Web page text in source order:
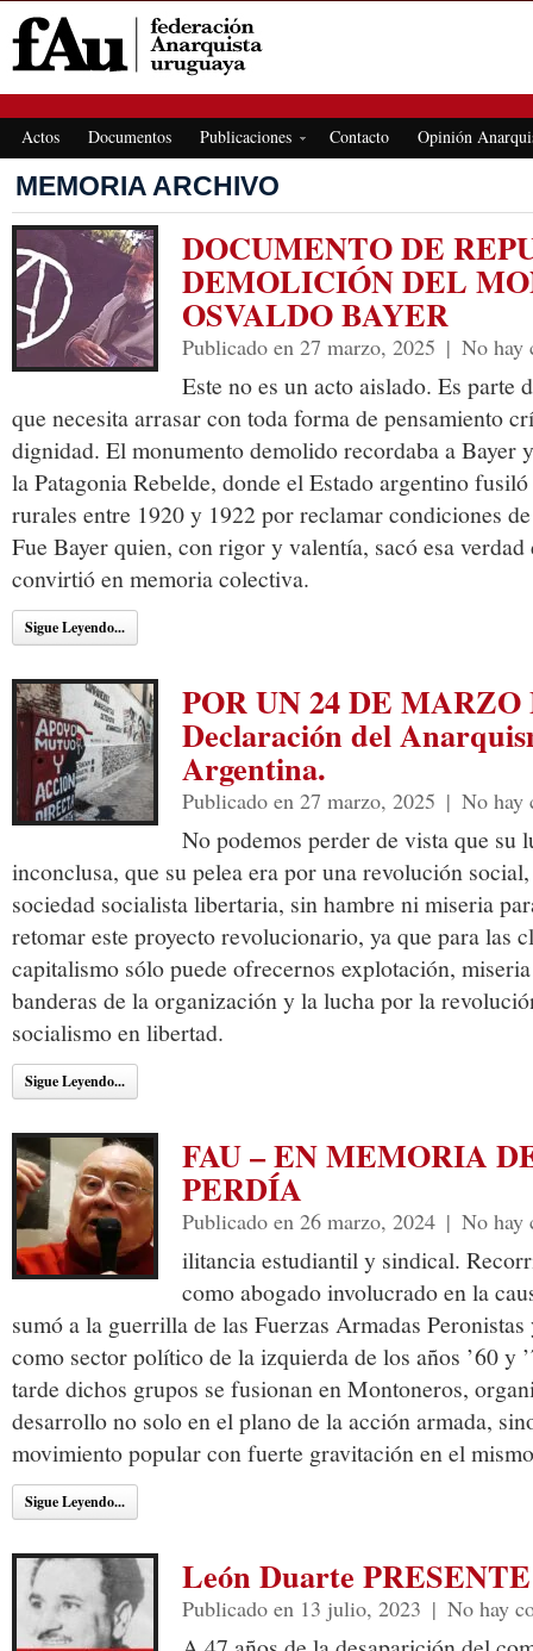
Actos Documentos Publicaciones Contacto Opinión
MEMORIA ARCHIVO
DOCUMENTO DE
DEMOLICIÓN DEL
OSVALDO BAYER
Publicado en 27 marzo, 2025 | No hay
Este no es un acto aislado. Es parte
que necesita arrasar con toda forma de pensamiento
dignidad. El monumento demolido recordaba a Bayer
la Patagonia Rebelde, donde el Estado argentino
rurales entre 1920 y 1922 por reclamar condiciones
Fue Bayer quien, con rigor y valentía, sacó esa
convirtió en memoria colectiva.
Sigue Leyendo...
POR UN 24 DE
Declaración del
Argentina.
Publicado en 27 marzo, 2025 | No hay
No podemos perder de vista que su
inconclusa, que su pelea era por una revolución
sociedad socialista libertaria, sin hambre ni miseria
retomar este proyecto revolucionario, ya que para las
capitalismo sólo puede ofrecernos explotación,
banderas de la organización y la lucha por la
socialismo en libertad.
Sigue Leyendo...
FAU – EN MEMORIA
PERDÍA
Publicado en 26 marzo, 2024 | No hay
ilitancia estudiantil y sindical.
como abogado involucrado en la
sumó a la guerrilla de las Fuerzas Armadas
como sector político de la izquierda de los años ’60 y
tarde dichos grupos se fusionan en Montoneros,
desarrollo no solo en el plano de la acción armada,
movimiento popular con fuerte gravitación en el
Sigue Leyendo...
León Duarte
Publicado en 13 julio, 2023 | No hay